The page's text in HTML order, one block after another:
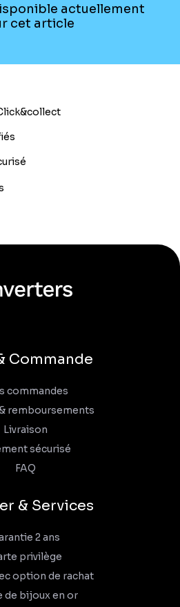
Connect):Non
actuellement
cet article
Commande
commandes
remboursements
Livraison
sécurisé
FAQ
& Services
2 ans
privilège
option de rachat
de bijoux en or